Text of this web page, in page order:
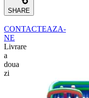
SHARE
CONTACTEAZA-
NE
Livrare
a
doua
zi